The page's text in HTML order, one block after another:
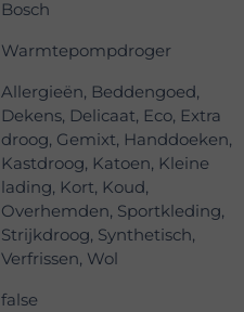
Bosch
Warmtepompdroger
Allergieën, Beddengoed,
Dekens, Delicaat, Eco, Extra
droog, Gemixt, Handdoeken,
Kastdroog, Katoen, Kleine
lading, Kort, Koud,
Overhemden, Sportkleding,
Strijkdroog, Synthetisch,
Verfrissen, Wol
false